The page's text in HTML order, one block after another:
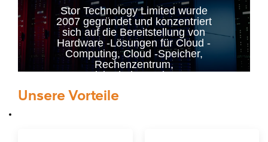
Stor Technology Limited wurde
2007 gegründet und konzentriert
sich auf die Bereitstellung von
Hardware -Lösungen für Cloud -
Computing, Cloud -Speicher,
Rechenzentrum,
Sicherheitsmonitor,
andere Felder. Unsere
Unsere Vorteile